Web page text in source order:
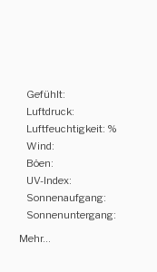
Gefühlt:
Luftdruck:
Luftfeuchtigkeit: %
Wind:
Böen:
UV-Index:
Sonnenaufgang:
Sonnenuntergang:
Mehr...